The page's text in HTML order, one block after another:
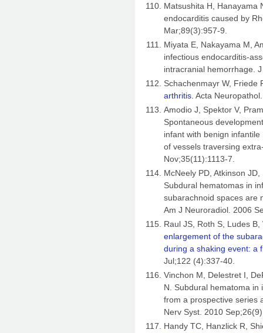
Matsushita H, Hanayama
endocarditis caused by
Mar;89(3):957-9.
Miyata E, Nakayama M,
infectious endocarditis-
intracranial hemorrhage.
Schachenmayr W, Friede
arthritis. Acta
Amodio J, Spektor V,
Spontaneous
infant with benign
of vessels traversing
Nov;35(11):1113-7.
McNeely PD, Atkinson
Subdural hematomas in
subarachnoid spaces are
Am J Neuroradiol. 2006
Raul JS, Roth S, Ludes
enlargement of the
during a shaking event: a
Jul;122 (4):337-40.
Vinchon M, Delestret I,
N. Subdural hematoma in
from a prospective series
Nerv Syst. 2010
Handy TC, Hanzlick R,